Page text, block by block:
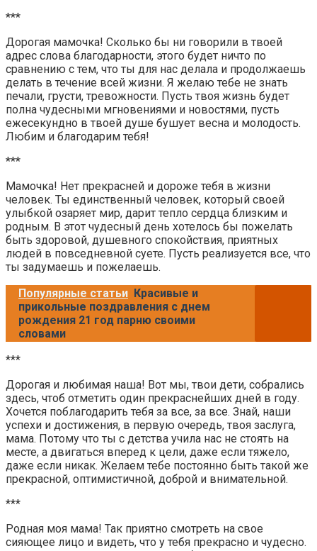
***
Дорогая мамочка! Сколько бы ни говорили в твоей
адрес слова благодарности, этого будет ничто по
сравнению с тем, что ты для нас делала и продолжаешь
делать в течение всей жизни. Я желаю тебе не знать
печали, грусти, тревожности. Пусть твоя жизнь будет
полна чудесными мгновениями и новостями, пусть
ежесекундно в твоей душе бушует весна и молодость.
Любим и благодарим тебя!
***
Мамочка! Нет прекрасней и дороже тебя в жизни
человек. Ты единственный человек, который своей
улыбкой озаряет мир, дарит тепло сердца близким и
родным. В этот чудесный день хотелось бы пожелать
быть здоровой, душевного спокойствия, приятных
людей в повседневной суете. Пусть реализуется все, что
ты задумаешь и пожелаешь.
Популярные статьи Красивые и
прикольные поздравления с днем
рождения 21 год парню своими
словами
***
Дорогая и любимая наша! Вот мы, твои дети, собрались
здесь, чтоб отметить один прекраснейших дней в году.
Хочется поблагодарить тебя за все, за все. Знай, наши
успехи и достижения, в первую очередь, твоя заслуга,
мама. Потому что ты с детства учила нас не стоять на
месте, а двигаться вперед к цели, даже если тяжело,
даже если никак. Желаем тебе постоянно быть такой же
прекрасной, оптимистичной, доброй и внимательной.
***
Родная моя мама! Так приятно смотреть на свое
сияющее лицо и видеть, что у тебя прекрасно и чудесно.